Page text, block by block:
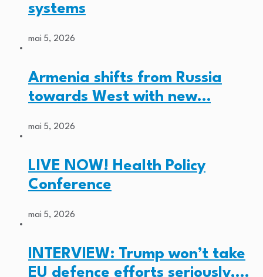
systems
mai 5, 2026
Armenia shifts from Russia
towards West with new…
mai 5, 2026
LIVE NOW! Health Policy
Conference
mai 5, 2026
INTERVIEW: Trump won’t take
EU defence efforts seriously,…